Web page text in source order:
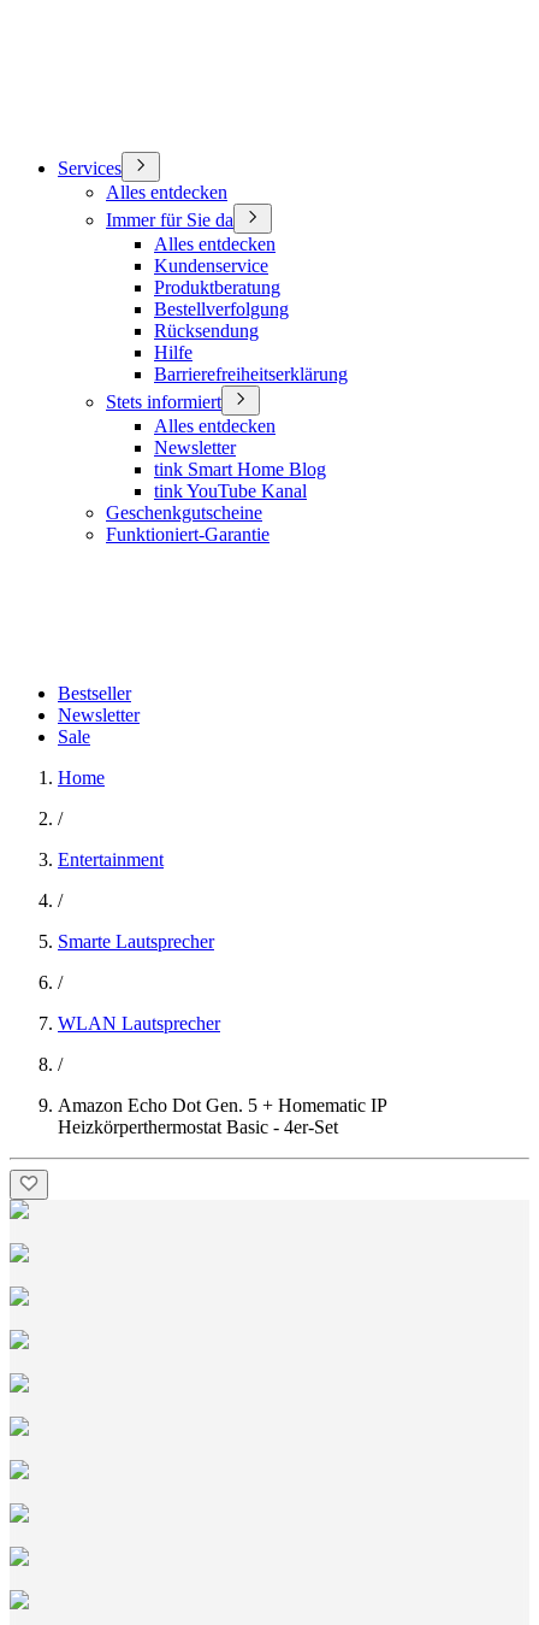
Services
Alles entdecken
Immer für Sie da
Alles entdecken
Kundenservice
Produktberatung
Bestellverfolgung
Rücksendung
Hilfe
Barrierefreiheitserklärung
Stets informiert
Alles entdecken
Newsletter
tink Smart Home Blog
tink YouTube Kanal
Geschenkgutscheine
Funktioniert-Garantie
Bestseller
Newsletter
Sale
Home
/
Entertainment
/
Smarte Lautsprecher
/
WLAN Lautsprecher
/
Amazon Echo Dot Gen. 5 + Homematic IP
Heizkörperthermostat Basic - 4er-Set